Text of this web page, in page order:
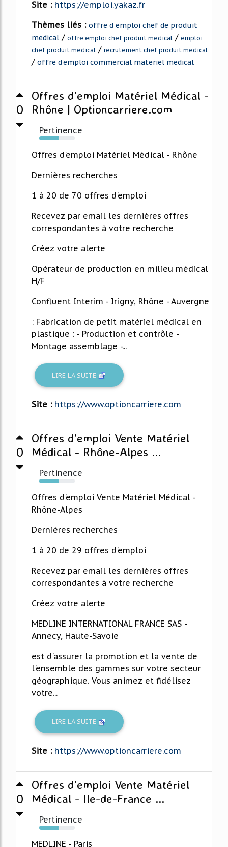
Site : https://emploi.yakaz.fr
Thèmes liés : offre d emploi chef de produit
medical / offre emploi chef produit medical / emploi
chef produit medical / recrutement chef produit medical
/ offre d'emploi commercial materiel medical
0
Offres d'emploi Matériel Médical -
Rhône | Optioncarriere.com
Pertinence
56%
Offres d'emploi Matériel Médical - Rhône
Dernières recherches
1 à 20 de 70 offres d'emploi
Recevez par email les dernières offres
correspondantes à votre recherche
Créez votre alerte
Opérateur de production en milieu médical
H/F
Confluent Interim - Irigny, Rhône - Auvergne
: Fabrication de petit matériel médical en
plastique : - Production et contrôle -
Montage assemblage -...
LIRE LA SUITE
Site : https://www.optioncarriere.com
0
Offres d'emploi Vente Matériel
Médical - Rhône-Alpes ...
Pertinence
55%
Offres d'emploi Vente Matériel Médical -
Rhône-Alpes
Dernières recherches
1 à 20 de 29 offres d'emploi
Recevez par email les dernières offres
correspondantes à votre recherche
Créez votre alerte
MEDLINE INTERNATIONAL FRANCE SAS -
Annecy, Haute-Savoie
est d'assurer la promotion et la vente de
l'ensemble des gammes sur votre secteur
géographique. Vous animez et fidélisez
votre...
LIRE LA SUITE
Site : https://www.optioncarriere.com
0
Offres d'emploi Vente Matériel
Médical - Ile-de-France ...
Pertinence
54%
MEDLINE - Paris